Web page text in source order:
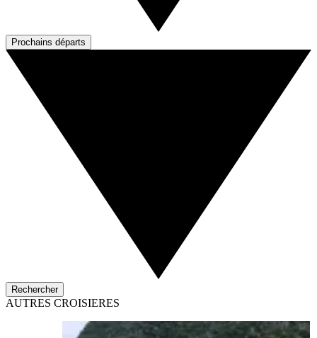
Prochains départs
Rechercher
AUTRES CROISIERES